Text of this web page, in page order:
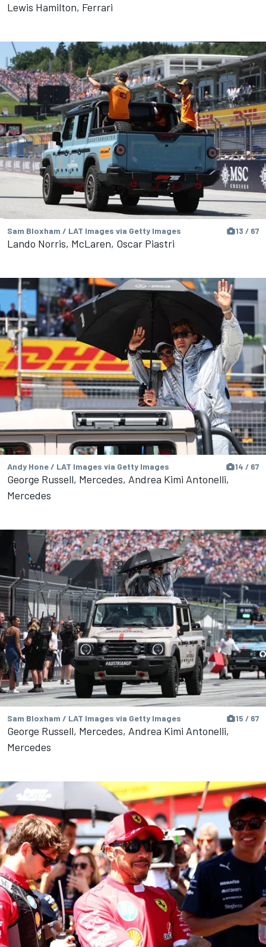
Lewis Hamilton, Ferrari
Sam Bloxham / LAT Images via Getty Images 13 / 67
Lando Norris, McLaren, Oscar Piastri
Andy Hone / LAT Images via Getty Images 14 / 67
George Russell, Mercedes, Andrea Kimi Antonelli,
Mercedes
Sam Bloxham / LAT Images via Getty Images 15 / 67
George Russell, Mercedes, Andrea Kimi Antonelli,
Mercedes